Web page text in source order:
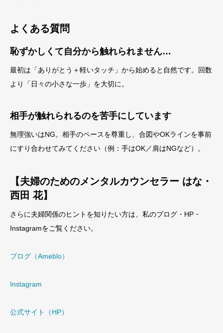
よくある質問
恥ずかしくて自分から触れられません…
最初は「ありがとう＋軽いタッチ」から始めると自然です。回数
より「日々の小さな一歩」を大切に。
相手が触れられるのを苦手にしています
無理強いはNG。相手のペースを尊重し、合図やOKラインを事前
にすり合わせてみてください（例：手はOK／肩はNGなど）。
【夫婦のためのメンタルカウンセラー はな・
西田 花】
さらに夫婦関係のヒントを知りたい方は、私のブログ・HP・
Instagramをご覧ください。
ブログ（Ameblo）
Instagram
公式サイト（HP）